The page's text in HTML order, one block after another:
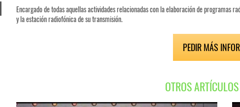
Encargado de todas aquellas actividades relacionadas con la elaboración de programas
y la estación radiofónica de su transmisión.
PEDIR MÁS
OTROS